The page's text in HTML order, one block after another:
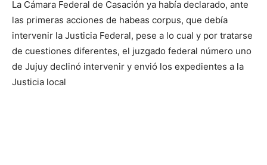
La Cámara Federal de Casación ya había declarado, ante
las primeras acciones de habeas corpus, que debía
intervenir la Justicia Federal, pese a lo cual y por tratarse
de cuestiones diferentes, el juzgado federal número uno
de Jujuy declinó intervenir y envió los expedientes a la
Justicia local